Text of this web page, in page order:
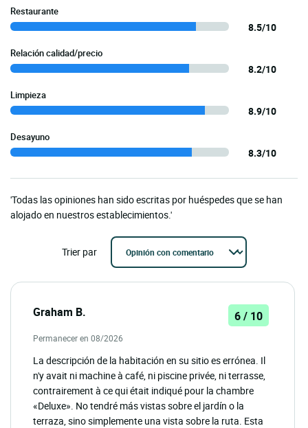
Restaurante
8.5/10
Relación calidad/precio
8.2/10
Limpieza
8.9/10
Desayuno
8.3/10
'Todas las opiniones han sido escritas por huéspedes que se han
alojado en nuestros establecimientos.'
Trier par
Graham B. 6 / 10
Permanecer en 08/2026
La descripción de la habitación en su sitio es errónea. Il
n'y avait ni machine à café, ni piscine privée, ni terrasse,
contrairement à ce qui était indiqué pour la chambre
«Deluxe». No tendré más vistas sobre el jardín o la
terraza, sino simplemente una vista sobre la ruta. Esta